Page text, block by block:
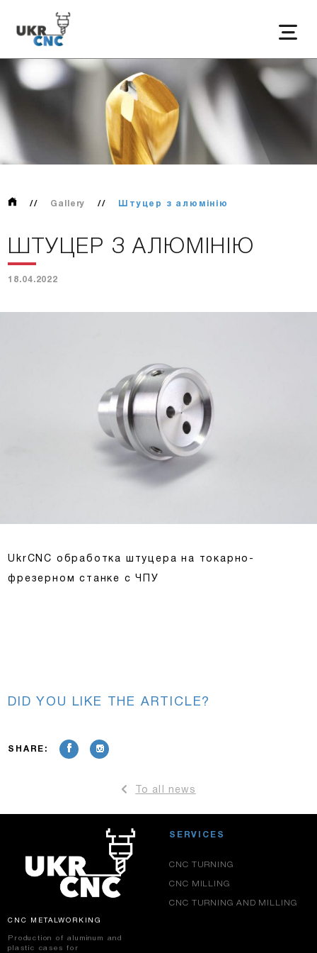
// Gallery // Штуцер з алюмінію
ШТУЦЕР З АЛЮМІНІЮ
18.04.2022
UkrCNC обработка штуцера на токарно-
фрезерном станке с ЧПУ
DID YOU LIKE THE ARTICLE?
SHARE:
To all news
CNC METALWORKING
Production of aluminum and
plastic cases for
SERVICES
CNC TURNING
CNC MILLING
CNC TURNING AND MILLING